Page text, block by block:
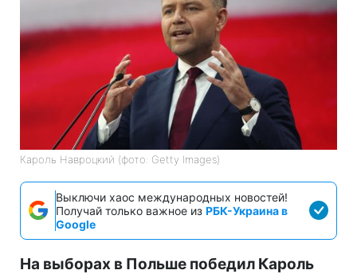
Кароль Навроцкий (фото: Getty Images)
Выключи хаос международных новостей!
Получай только важное из РБК-Украина в
Google
На выборах в Польше победил Кароль